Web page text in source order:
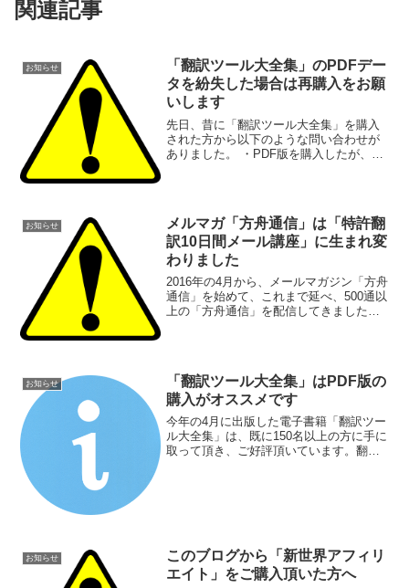
関連記事
お知らせ
「翻訳ツール大全集」のPDFデー
タを紛失した場合は再購入をお願
いします
先日、昔に「翻訳ツール大全集」を購入
された方から以下のような問い合わせが
ありました。 ・PDF版を購入したが、そ
たがKindle版し...
お知らせ
メルマガ「方舟通信」は「特許翻
訳10日間メール講座」に生まれ変
わりました
2016年の4月から、メールマガジン「方舟
通信」を始めて、これまで延べ、500通以
上の「方舟通信」を配信してきました。
お知らせ
「翻訳ツール大全集」はPDF版の
購入がオススメです
今年の4月に出版した電子書籍「翻訳ツー
ル大全集」は、既に150名以上の方に手に
取って頂き、ご好評頂いています。翻訳
お知らせ
このブログから「新世界アフィリ
エイト」をご購入頂いた方へ